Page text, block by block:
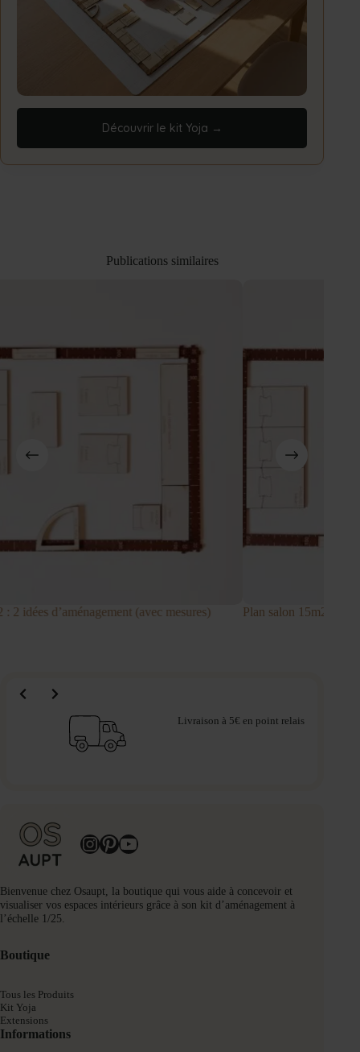
Découvrir le kit Yoja →
Publications similaires
Plan salon 15m2 : 2
: 2 idées d’aménagement (avec mesures)
Livraison à 5€ en point relais
InstagramPinterest YouTube
Bienvenue chez Osaupt, la boutique qui vous aide à concevoir et
visualiser vos espaces intérieurs grâce à son kit d’aménagement à
l’échelle 1/25.
Boutique
Tous les Produits
Kit Yoja
Extensions
Informations